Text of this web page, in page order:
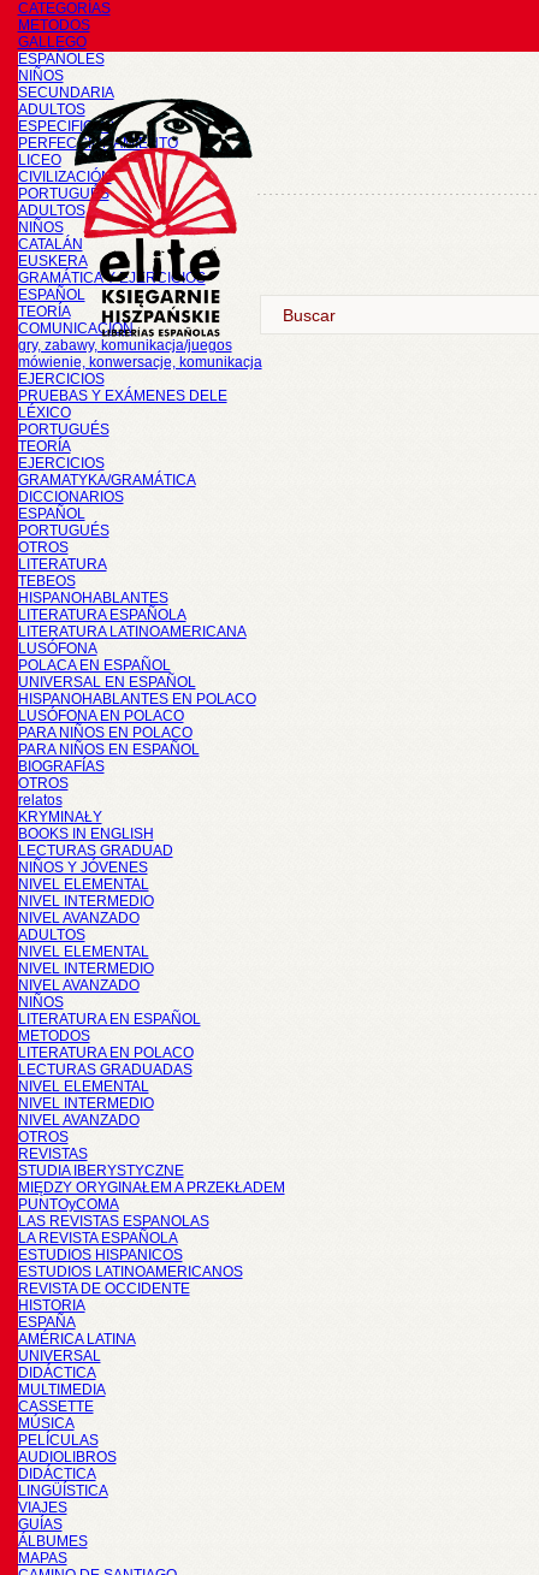
CATEGORÍAS
METODOS
GALLEGO
ESPAÑOLES
NIÑOS
SECUNDARIA
ADULTOS
ESPECIFICOS
PERFECCIONAMIENTO
LICEO
CIVILIZACIÓN
PORTUGUÉS
ADULTOS
NIÑOS
CATALÁN
EUSKERA
GRAMÁTICA Y EJERCICIOS
ESPAÑOL
TEORÍA
COMUNICACIÓN
gry, zabawy, komunikacja/juegos
mówienie, konwersacje, komunikacja
EJERCICIOS
PRUEBAS Y EXÁMENES DELE
LÉXICO
PORTUGUÉS
TEORÍA
EJERCICIOS
GRAMATYKA/GRAMÁTICA
DICCIONARIOS
ESPAÑOL
PORTUGUÉS
OTROS
LITERATURA
TEBEOS
HISPANOHABLANTES
LITERATURA ESPAÑOLA
LITERATURA LATINOAMERICANA
LUSÓFONA
POLACA EN ESPAÑOL
UNIVERSAL EN ESPAÑOL
HISPANOHABLANTES EN POLACO
LUSÓFONA EN POLACO
PARA NIÑOS EN POLACO
PARA NIÑOS EN ESPAÑOL
BIOGRAFÍAS
OTROS
relatos
KRYMINAŁY
BOOKS IN ENGLISH
LECTURAS GRADUAD
NIÑOS Y JÓVENES
NIVEL ELEMENTAL
NIVEL INTERMEDIO
NIVEL AVANZADO
ADULTOS
NIVEL ELEMENTAL
NIVEL INTERMEDIO
NIVEL AVANZADO
NIÑOS
LITERATURA EN ESPAÑOL
METODOS
LITERATURA EN POLACO
LECTURAS GRADUADAS
NIVEL ELEMENTAL
NIVEL INTERMEDIO
NIVEL AVANZADO
OTROS
REVISTAS
STUDIA IBERYSTYCZNE
MIĘDZY ORYGINAŁEM A PRZEKŁADEM
PUNTOyCOMA
LAS REVISTAS ESPANOLAS
LA REVISTA ESPAÑOLA
ESTUDIOS HISPANICOS
ESTUDIOS LATINOAMERICANOS
REVISTA DE OCCIDENTE
HISTORIA
ESPAÑA
AMÉRICA LATINA
UNIVERSAL
DIDÁCTICA
MULTIMEDIA
CASSETTE
MÚSICA
PELÍCULAS
AUDIOLIBROS
DIDÁCTICA
LINGÜÍSTICA
VIAJES
GUÍAS
ÁLBUMES
MAPAS